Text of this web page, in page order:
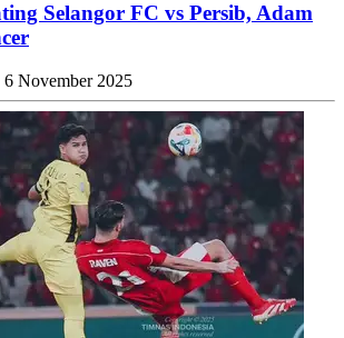
Selangor FC vs Persib, Adam
6 November 2025